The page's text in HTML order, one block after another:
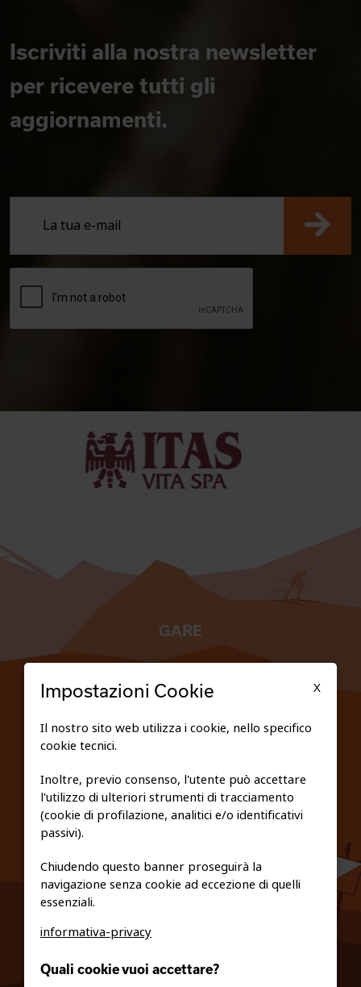
Iscriviti alla nostra newsletter
per ricevere tutti gli
aggiornamenti.
GARE
PRIVACY E COOKIE POLICY
info@fiso.it|fiso@pec-mail.eu
X
Impostazioni Cookie
Il nostro sito web utilizza i cookie, nello specifico
cookie tecnici.
Inoltre, previo consenso, l'utente può accettare
l'utilizzo di ulteriori strumenti di tracciamento
(cookie di profilazione, analitici e/o identificativi
passivi).
Chiudendo questo banner proseguirà la
navigazione senza cookie ad eccezione di quelli
essenziali.
informativa-privacy
Quali cookie vuoi accettare?